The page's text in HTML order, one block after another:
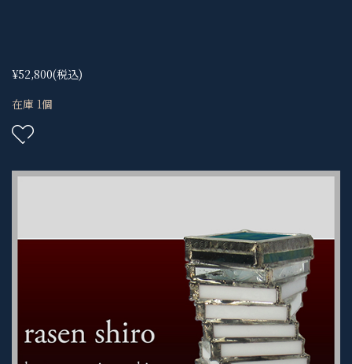
¥52,800(税込)
在庫 1個